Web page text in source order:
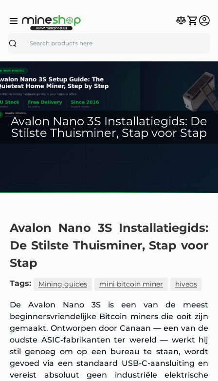
Search
Avalon Nano 3S Installatiegids: De
Stilste Thuisminer, Stap voor Stap
Avalon Nano 3S Installatiegids:
De Stilste Thuisminer, Stap voor
Stap
Tags: Mining guides mini bitcoin miner hiveos
De Avalon Nano 3S is een van de meest
beginnersvriendelijke Bitcoin miners die ooit zijn
gemaakt. Ontworpen door Canaan — een van de
oudste ASIC-fabrikanten ter wereld — werkt hij
stil genoeg om op een bureau te staan, wordt
gevoed via een standaard USB-C-aansluiting en
vereist absoluut geen industriële elektrische